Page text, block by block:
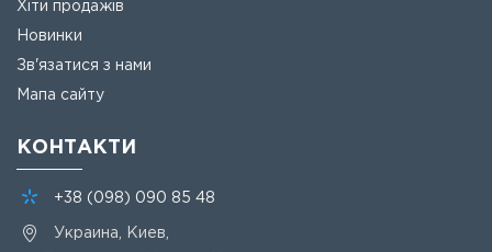
Хіти продажів
Новинки
Зв'язатися з нами
Мапа сайту
КОНТАКТИ
+38 (098) 090 85 48
Украина, Киев,